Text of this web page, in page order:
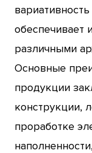
обеспечивает
различными
Основные
продукции
конструкции,
проработке